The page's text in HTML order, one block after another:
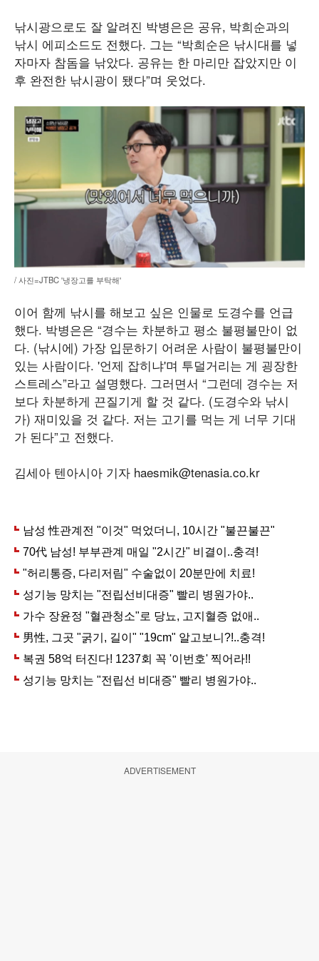
낚시광으로도 잘 알려진 박병은은 공유, 박희순과의
낚시 에피소드도 전했다. 그는 “박희순은 낚시대를 넣
자마자 참돔을 낚았다. 공유는 한 마리만 잡았지만 이
후 완전한 낚시광이 됐다”며 웃었다.
/ 사진=JTBC '냉장고를 부탁해'
이어 함께 낚시를 해보고 싶은 인물로 도경수를 언급
했다. 박병은은 “경수는 차분하고 평소 불평불만이 없
다. (낚시에) 가장 입문하기 어려운 사람이 불평불만이
있는 사람이다. '언제 잡히냐'며 투덜거리는 게 굉장한
스트레스”라고 설명했다. 그러면서 “그런데 경수는 저
보다 차분하게 끈질기게 할 것 같다. (도경수와 낚시
가) 재미있을 것 같다. 저는 고기를 먹는 게 너무 기대
가 된다”고 전했다.
김세아 텐아시아 기자 haesmik@tenasia.co.kr
ADVERTISEMENT